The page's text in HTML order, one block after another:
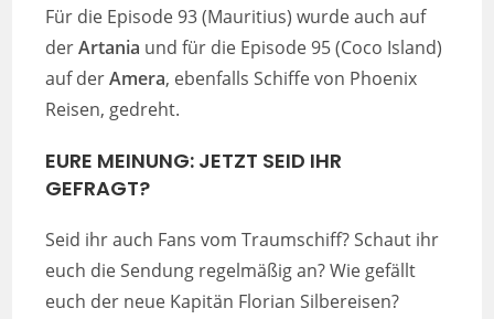
Für die Episode 93 (Mauritius) wurde auch auf
derArtania und für die Episode 95 (Coco Island)
auf derAmera, ebenfalls Schiffe von Phoenix
Reisen, gedreht.
EURE MEINUNG: JETZT SEID IHR
GEFRAGT?
Seid ihr auch Fans vom Traumschiff? Schaut ihr
euch die Sendung regelmäßig an? Wie gefällt
euch der neue Kapitän Florian Silbereisen?